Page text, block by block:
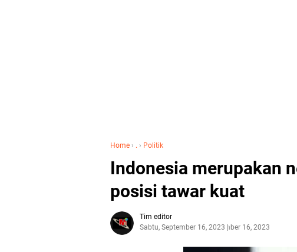
Home › . › Politik
Indonesia merupakan
posisi tawar kuat
Tim editor
Sabtu, September 16, 2023September 16, 2023